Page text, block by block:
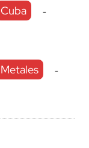
Cuba -
-